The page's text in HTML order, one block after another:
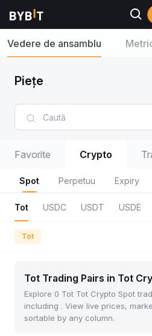
Vedere de ansamblu
Piețe
Favorite Crypto
Spot Perpetuu Expiry
Tot USDC USDT USDE
Tot
Tot Trading Pairs in Tot
Explore 0 Tot Tot Crypto Spot
including . View live prices,
sortable by any column.